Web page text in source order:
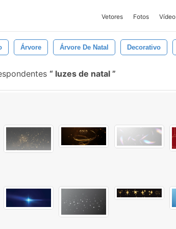
Vetores Fotos Vídeo
Árvore Árvore De Natal Decorativo
luzes de natal